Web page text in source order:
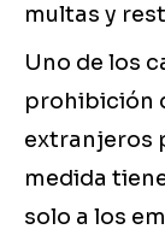
multas y
Uno de los
prohibición
extranjeros
medida
solo a los